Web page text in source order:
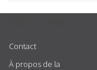
Contact
À propos de la